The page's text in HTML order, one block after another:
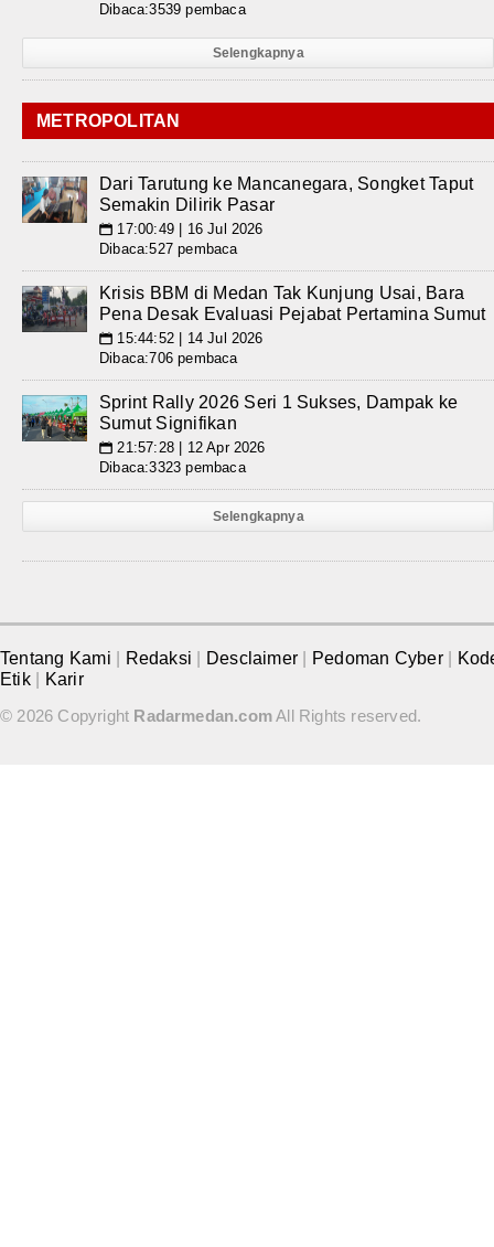
Dibaca:3539 pembaca
Selengkapnya
METROPOLITAN
Dari Tarutung ke Mancanegara, Songket Taput
Semakin Dilirik Pasar
📅 17:00:49 | 16 Jul 2026
Dibaca:527 pembaca
Krisis BBM di Medan Tak Kunjung Usai, Bara
Pena Desak Evaluasi Pejabat Pertamina Sumut
📅 15:44:52 | 14 Jul 2026
Dibaca:706 pembaca
Sprint Rally 2026 Seri 1 Sukses, Dampak ke
Sumut Signifikan
📅 21:57:28 | 12 Apr 2026
Dibaca:3323 pembaca
Selengkapnya
Tentang Kami Redaksi Desclaimer Pedoman Cyber
Etik
Karir
© 2026 Copyright Radarmedan.comAll Rights reserved.